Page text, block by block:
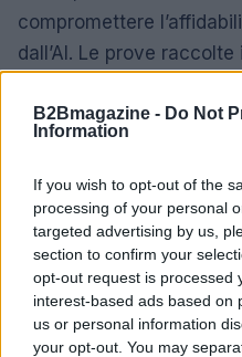
B2Bmagazine - Do Not
Information
If you wish to opt-out of the
processing of your personal
targeted advertising by us,
section to confirm your
opt-out request is processed
interest-based ads based on
us or personal information
your opt-out. You may
compromettere
dall’AI. Le prove
gli investitori e i
valutazione aziendale.
Cosa succede ora
Secondo le carte
predisponendo
valutare i casi d’uso e